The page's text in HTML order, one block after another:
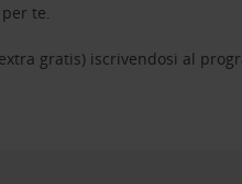
te.
gratis) iscrivendosi al